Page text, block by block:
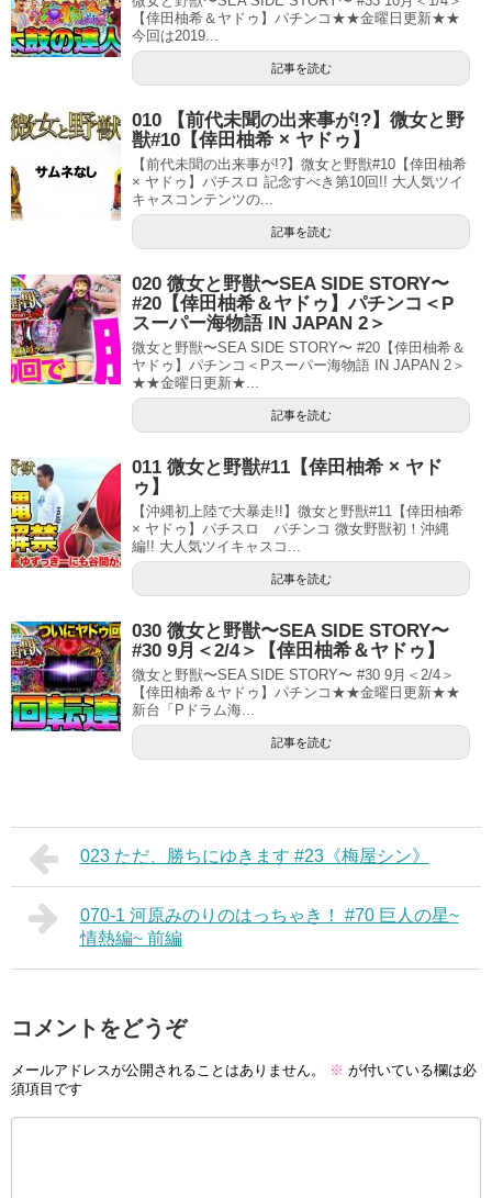
【倖田柚希＆ヤドゥ】パチンコ★★金曜日更新★★
今回は2019...
記事を読む
010 【前代未聞の出来事が!?】微女と野
獣#10【倖田柚希 × ヤドゥ】
【前代未聞の出来事が!?】微女と野獣#10【倖田柚希
× ヤドゥ】パチスロ 記念すべき第10回!! 大人気ツイ
キャスコンテンツの...
記事を読む
020 微女と野獣〜SEA SIDE STORY〜
#20【倖田柚希＆ヤドゥ】パチンコ＜P
スーパー海物語 IN JAPAN 2＞
微女と野獣〜SEA SIDE STORY〜 #20【倖田柚希＆
ヤドゥ】パチンコ＜Pスーパー海物語 IN JAPAN 2＞
★★金曜日更新★...
記事を読む
011 微女と野獣#11【倖田柚希 × ヤド
ゥ】
【沖縄初上陸で大暴走!!】微女と野獣#11【倖田柚希
× ヤドゥ】パチスロ パチンコ 微女野獣初！沖縄
編!! 大人気ツイキャスコ...
記事を読む
030 微女と野獣〜SEA SIDE STORY〜
#30 9月＜2/4＞【倖田柚希＆ヤドゥ】
微女と野獣〜SEA SIDE STORY〜 #30 9月＜2/4＞
【倖田柚希＆ヤドゥ】パチンコ★★金曜日更新★★
新台「Pドラム海...
記事を読む
023 ただ、勝ちにゆきます #23《梅屋シン》
070-1 河原みのりのはっちゃき！ #70 巨人の星~
情熱編~ 前編
コメントをどうぞ
メールアドレスが公開されることはありません。 ※ が付いている欄は必
須項目です